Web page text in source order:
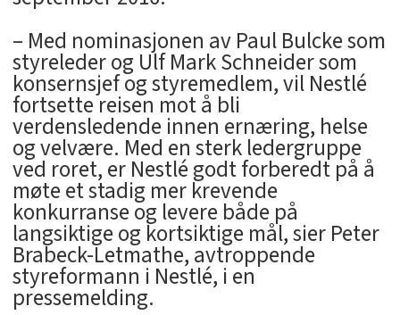
– Med nominasjonen av Paul Bulcke som
styreleder og Ulf Mark Schneider som
konsernsjef og styremedlem, vil Nestlé
fortsette reisen mot å bli
verdensledende innen ernæring, helse
og velvære. Med en sterk ledergruppe
ved roret, er Nestlé godt forberedt på å
møte et stadig mer krevende
konkurranse og levere både på
langsiktige og kortsiktige mål, sier Peter
Brabeck-Letmathe, avtroppende
styreformann i Nestlé, i en
pressemelding.